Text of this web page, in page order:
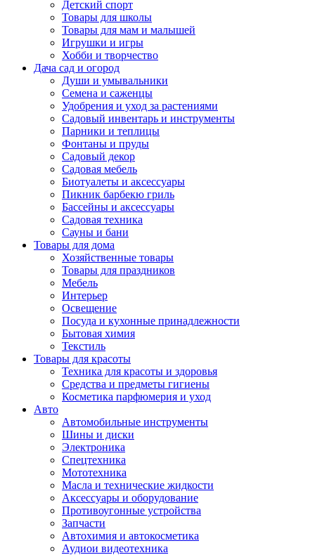
Детский спорт
Товары для школы
Товары для мам и малышей
Игрушки и игры
Хобби и творчество
Дача сад и огород
Души и умывальники
Семена и саженцы
Удобрения и уход за растениями
Садовый инвентарь и инструменты
Парники и теплицы
Фонтаны и пруды
Садовый декор
Садовая мебель
Биотуалеты и аксессуары
Пикник барбекю гриль
Бассейны и аксессуары
Садовая техника
Сауны и бани
Товары для дома
Хозяйственные товары
Товары для праздников
Мебель
Интерьер
Освещение
Посуда и кухонные принадлежности
Бытовая химия
Текстиль
Товары для красоты
Техника для красоты и здоровья
Средства и предметы гигиены
Косметика парфюмерия и уход
Авто
Автомобильные инструменты
Шины и диски
Электроника
Спецтехника
Мототехника
Масла и технические жидкости
Аксессуары и оборудование
Противоугонные устройства
Запчасти
Автохимия и автокосметика
Аудиои видеотехника